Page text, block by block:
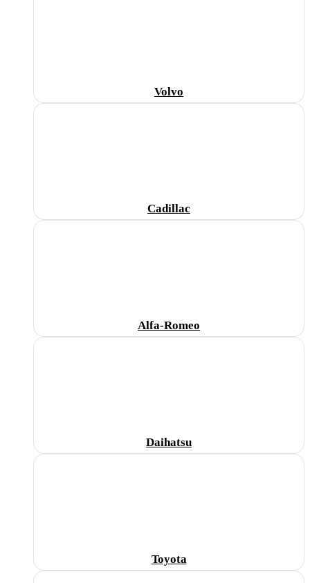
Volvo
Cadillac
Alfa-Romeo
Daihatsu
Toyota